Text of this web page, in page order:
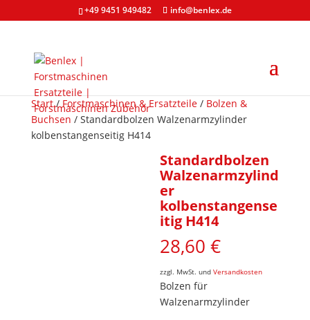
+49 9451 949482 info@benlex.de
Start/Forstmaschinen & Ersatzteile/ Bolzen &
Buchsen / Standardbolzen Walzenarmzylinder
kolbenstangenseitig H414
Standardbolzen
Walzenarmzylind
er
kolbenstangense
itig H414
28,60€
zzgl. MwSt. undVersandkosten
Bolzen für
Walzenarmzylinder